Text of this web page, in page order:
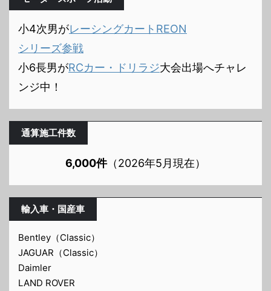
小4次男がレーシングカートREON
シリーズ参戦
小6長男がRCカー・ドリラジ大会出場へチャレ
ンジ中！
通算施工件数
6,000件（2026年5月現在）
輸入車・国産車
Bentley（Classic）
JAGUAR（Classic）
Daimler
LAND ROVER